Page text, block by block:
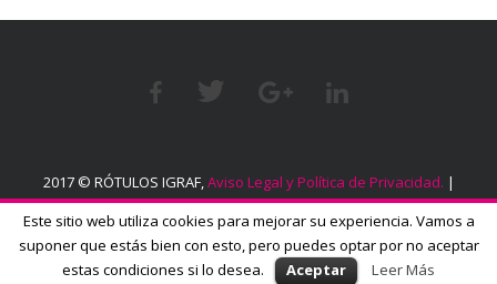
2017 © RÓTULOS IGRAF, Aviso Legal y Política de Privacidad. |
Política sobre el uso de cookies.
Este sitio web utiliza cookies para mejorar su experiencia. Vamos a
suponer que estás bien con esto, pero puedes optar por no aceptar
estas condiciones si lo desea.
Aceptar Leer Más